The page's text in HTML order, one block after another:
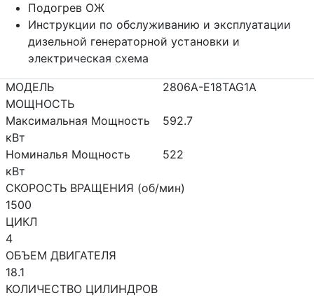
Подогрев ОЖ
Инструкции по обслуживанию и эксплуатации
дизельной генераторной установки и
электрическая схема
МОДЕЛЬ
2806A-E18TAG1A
МОЩНОСТЬ
Максимальная Мощность
кВт
592.7
Номиналья Мощность
кВт
522
СКОРОСТЬ ВРАЩЕНИЯ (об/мин)
1500
ЦИКЛ
4
ОБЪЕМ ДВИГАТЕЛЯ
18.1
КОЛИЧЕСТВО ЦИЛИНДРОВ